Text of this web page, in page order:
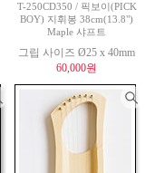
T-250CD350 / 픽보이(PICK
BOY) 지휘봉 38cm(13.8")
Maple 샤프트
그립 사이즈 Ø25 x 40mm
60,000원